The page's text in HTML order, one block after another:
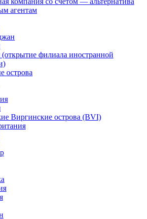
агентам
филиала иностранной
острова
Виргинские острова (BVI)